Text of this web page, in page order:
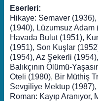
Eserleri:
Hikaye: Semaver
(1940), Lüzumsuz
Havada Bulut (1951),
(1951), Son Kuşlar
(1954), Az Şekerli
Balıkçının Ölümü-
Oteli (1980), Bir Müthiş
Sevgiliye Mektup
Roman: Kayıp Aranıyor,